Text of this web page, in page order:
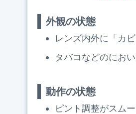
外観の状態
レンズ内外に「カ
タバコなどのにお
動作の状態
ピント調整がスム